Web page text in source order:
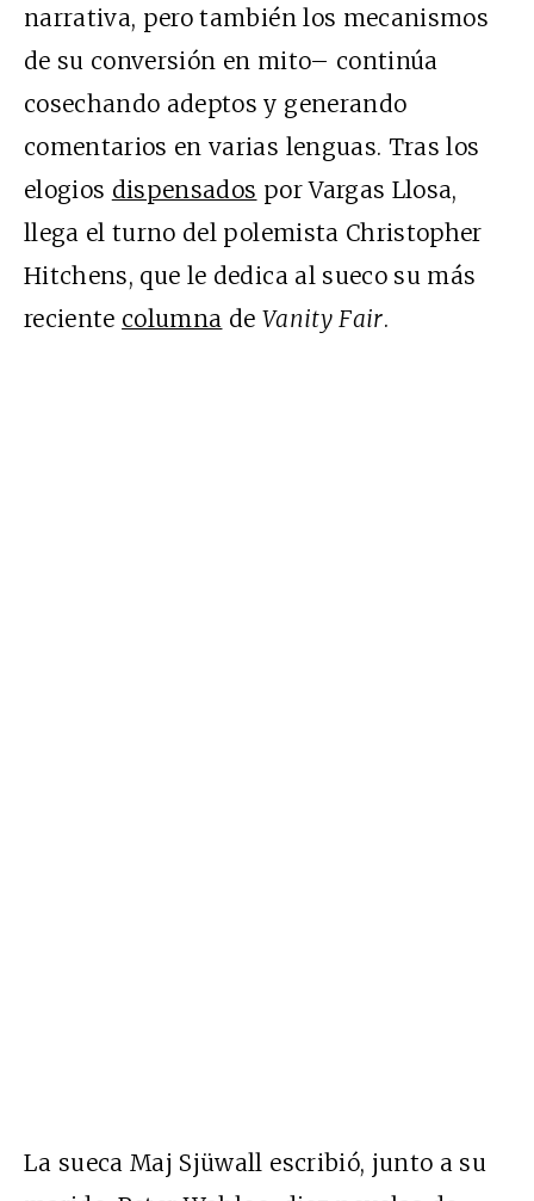
narrativa, pero también los mecanismos
de su conversión en mito– continúa
cosechando adeptos y generando
comentarios en varias lenguas. Tras los
elogios dispensados por Vargas Llosa,
llega el turno del polemista Christopher
Hitchens, que le dedica al sueco su más
reciente columna de Vanity Fair.
La sueca Maj Sjüwall escribió, junto a su